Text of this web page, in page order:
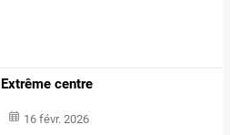
Extrême centre
16 févr. 2026